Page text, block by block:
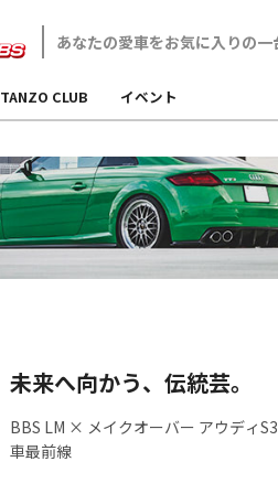
TANZO CLUB イベント
未来へ向かう、伝統芸。
BBS LM × メイクオーバー アウディ
車最前線